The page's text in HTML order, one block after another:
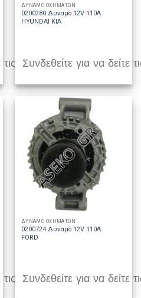
τιμές
ΔΥΝΑΜΟ ΟΧΗΜΑΤΩΝ
0200280 Δυναμό 12V 110A
HYUNDAI KIA
Συνδεθείτε για να δείτε
τιμές
ΔΥΝΑΜΟ ΟΧΗΜΑΤΩΝ
0200724 Δυναμό 12V 110A
FORD
Συνδεθείτε για να δείτε